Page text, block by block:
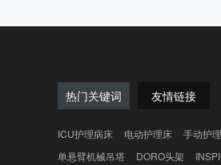
热门关键词 友情链接
ICU护理病床 电动护理床 手动护
单悬臂机械吊塔
DORO头架